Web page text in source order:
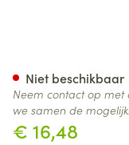
€ 16,48
Niet beschikbaar
Neem contact op met
we samen de